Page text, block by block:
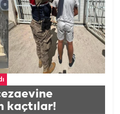
kaçtılar!